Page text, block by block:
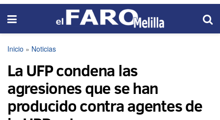
Inicio » Noticias
La UFP condena las
agresiones que se han
producido contra agentes de